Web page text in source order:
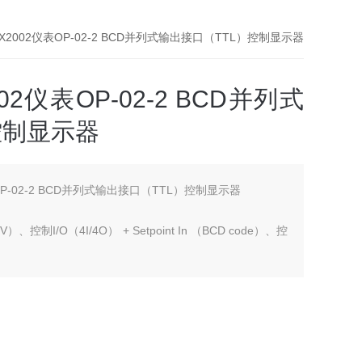
仪表OP-02-2 BCD并列式输出接口（TTL）控制显示器
仪表OP-02-2 BCD并列式
显示器
02-2 BCD并列式输出接口（TTL）控制显示器
）、控制I/O（4I/4O） + Setpoint In （BCD code）、控